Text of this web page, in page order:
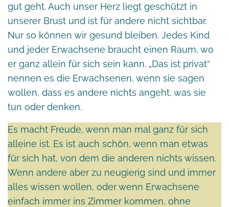
gut geht. Auch unser Herz liegt geschützt in
unserer Brust und ist für andere nicht sichtbar.
Nur so können wir gesund bleiben. Jedes Kind
und jeder Erwachsene braucht einen Raum, wo
er ganz allein für sich sein kann. „Das ist privat“
nennen es die Erwachsenen, wenn sie sagen
wollen, dass es andere nichts angeht, was sie
tun oder denken.
Es macht Freude, wenn man mal ganz für sich
alleine ist. Es ist auch schön, wenn man etwas
für sich hat, von dem die anderen nichts wissen.
Wenn andere aber zu neugierig sind und immer
alles wissen wollen, oder wenn Erwachsene
einfach immer ins Zimmer kommen, ohne